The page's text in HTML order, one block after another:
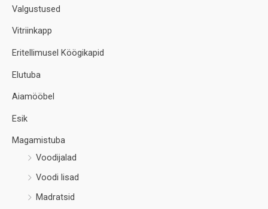
Valgustused
Vitriinkapp
Eritellimusel Köögikapid
Elutuba
Aiamööbel
Esik
Magamistuba
Voodijalad
Voodi lisad
Madratsid